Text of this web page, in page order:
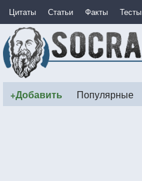
Цитаты Статьи Факты Тесты
+Добавить Популярные